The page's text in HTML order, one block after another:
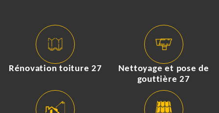
Rénovation toiture 27
Nettoyage et pose de
gouttière 27